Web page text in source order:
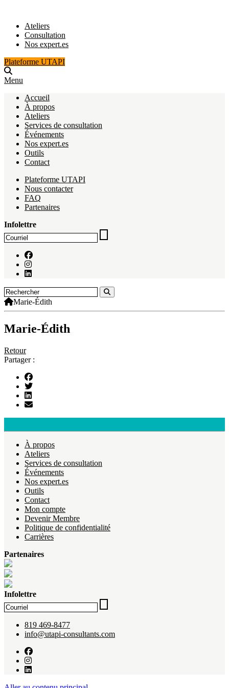
Ateliers
Consultation
Nos expert.es
Plateforme UTAPI
Menu
Accueil
À propos
Ateliers
Services de consultation
Événements
Nos expert.es
Outils
Contact
Plateforme UTAPI
Nous contacter
FAQ
Partenaires
Infolettre
Marie-Édith
Marie-Édith
Retour
Partager :
À propos
Ateliers
Services de consultation
Événements
Nos expert.es
Outils
Contact
Mon compte
Devenir Membre
Politique de confidentialité
Carrières
Partenaires
Infolettre
819 469-8477
info@utapi-consultants.com